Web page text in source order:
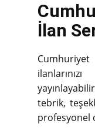
İlan
tebrik,
profesyonel